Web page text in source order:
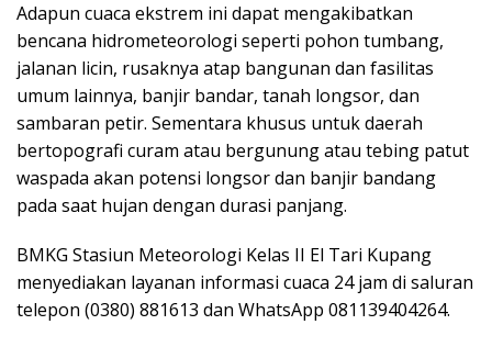
Adapun cuaca ekstrem ini dapat mengakibatkan
bencana hidrometeorologi seperti pohon tumbang,
jalanan licin, rusaknya atap bangunan dan fasilitas
umum lainnya, banjir bandar, tanah longsor, dan
sambaran petir. Sementara khusus untuk daerah
bertopografi curam atau bergunung atau tebing patut
waspada akan potensi longsor dan banjir bandang
pada saat hujan dengan durasi panjang.
BMKG Stasiun Meteorologi Kelas II El Tari Kupang
menyediakan layanan informasi cuaca 24 jam di saluran
telepon (0380) 881613 dan WhatsApp 081139404264.